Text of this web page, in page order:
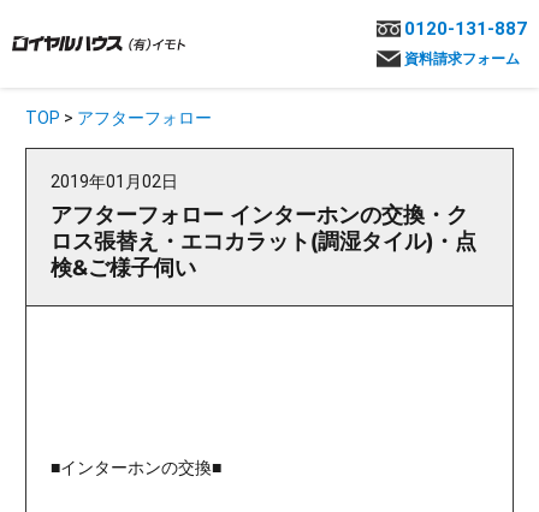
0120-131-887
資料請求フォーム
TOP > アフターフォロー
2019年01月02日
アフターフォロー インターホンの交換・ク
ロス張替え・エコカラット(調湿タイル)・点
検&ご様子伺い
■インターホンの交換■